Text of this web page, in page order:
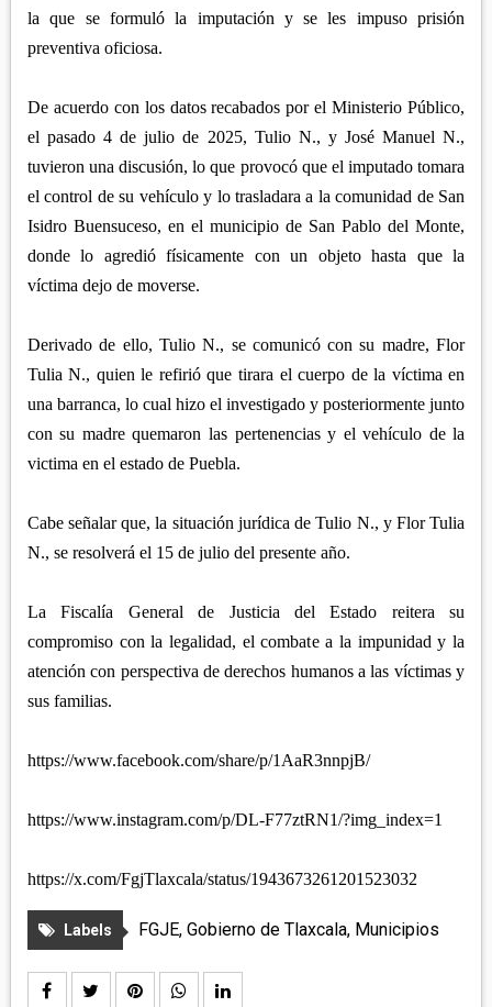
TERRENATE
XALOZTOC
CHIAUTEMPAN
PANOTLA
SAN PABLO DEL MONTE
HUEYOTLIPAN
SANCTÓRUM
la que se formuló la imputación y se les impuso prisión
preventiva oficiosa.
De acuerdo con los datos recabados por el Ministerio Público,
el pasado 4 de julio de 2025, Tulio N., y José Manuel N.,
tuvieron una discusión, lo que provocó que el imputado tomara
el control de su vehículo y lo trasladara a la comunidad de San
Isidro Buensuceso, en el municipio de San Pablo del Monte,
donde lo agredió físicamente con un objeto hasta que la
víctima dejo de moverse.
Derivado de ello, Tulio N., se comunicó con su madre, Flor
Tulia N., quien le refirió que tirara el cuerpo de la víctima en
una barranca, lo cual hizo el investigado y posteriormente junto
con su madre quemaron las pertenencias y el vehículo de la
victima en el estado de Puebla.
Cabe señalar que, la situación jurídica de Tulio N., y Flor Tulia
N., se resolverá el 15 de julio del presente año.
La Fiscalía General de Justicia del Estado reitera su
compromiso con la legalidad, el combate a la impunidad y la
atención con perspectiva de derechos humanos a las víctimas y
sus familias.
https://www.facebook.com/share/p/1AaR3nnpjB/
https://www.instagram.com/p/DL-F77ztRN1/?img_index=1
https://x.com/FgjTlaxcala/status/1943673261201523032
Labels FGJE, Gobierno de Tlaxcala, Municipios